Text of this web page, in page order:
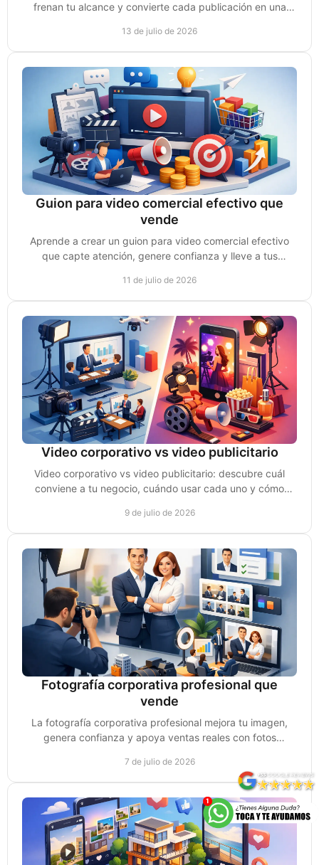
frenan tu alcance y convierte cada publicación en una
13 de julio de 2026
Guion para video comercial efectivo que
vende
Aprende a crear un guion para video comercial efectivo
que capte atención, genere confianza y lleve a tus
11 de julio de 2026
Video corporativo vs video publicitario
Video corporativo vs video publicitario: descubre cuál
conviene a tu negocio, cuándo usar cada uno y cómo
9 de julio de 2026
Fotografía corporativa profesional que
vende
La fotografía corporativa profesional mejora tu imagen,
genera confianza y apoya ventas reales con fotos
7 de julio de 2026